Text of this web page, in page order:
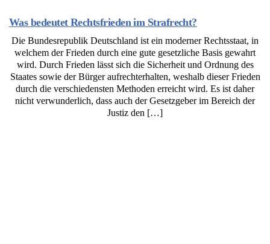
Was bedeutet Rechtsfrieden im Strafrecht?
Die Bundesrepublik Deutschland ist ein moderner Rechtsstaat, in
welchem der Frieden durch eine gute gesetzliche Basis gewahrt
wird. Durch Frieden lässt sich die Sicherheit und Ordnung des
Staates sowie der Bürger aufrechterhalten, weshalb dieser Frieden
durch die verschiedensten Methoden erreicht wird. Es ist daher
nicht verwunderlich, dass auch der Gesetzgeber im Bereich der
Justiz den […]